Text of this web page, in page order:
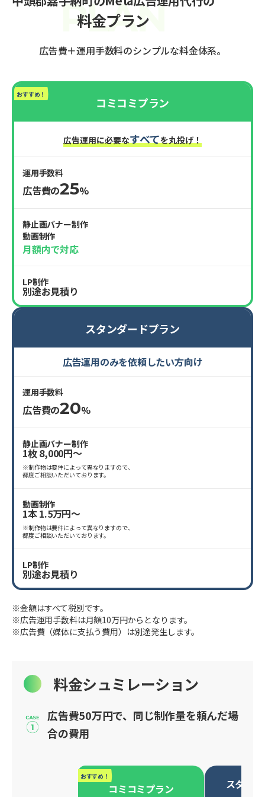
料金プラン
広告費＋運用手数料のシンプルな料金体系。
おすすめ！
コミコミプラン
広告運用に必要なすべてを丸投げ！
運用手数料
広告費の25%
静止画バナー制作
動画制作
月額内で対応
LP制作
別途お見積り
スタンダードプラン
広告運用のみを依頼したい方向け
運用手数料
広告費の20%
静止画バナー制作
1枚 8,000円〜
※制作物は要件によって異なりますので、
都度ご相談いただいております。
動画制作
1本 1.5万円〜
※制作物は要件によって異なりますので、
都度ご相談いただいております。
LP制作
別途お見積り
※金額はすべて税別です。
※広告運用手数料は月額10万円からとなります。
※広告費（媒体に支払う費用）は別途発生します。
料金シュミレーション
広告費50万円で、同じ制作量を頼んだ場
合の費用
おすすめ！
コミコミプラン スタン